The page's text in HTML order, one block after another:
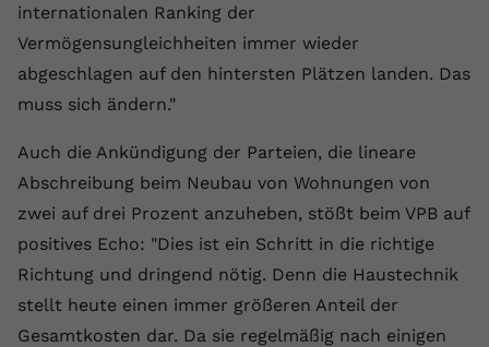
internationalen Ranking der
Vermögensungleichheiten immer wieder
abgeschlagen auf den hintersten Plätzen landen. Das
muss sich ändern."
Auch die Ankündigung der Parteien, die lineare
Abschreibung beim Neubau von Wohnungen von
zwei auf drei Prozent anzuheben, stößt beim VPB auf
positives Echo: "Dies ist ein Schritt in die richtige
Richtung und dringend nötig. Denn die Haustechnik
stellt heute einen immer größeren Anteil der
Gesamtkosten dar. Da sie regelmäßig nach einigen
Zweck
eingebettete YouTube-Videos und
registriert anonyme statistische Daten.
Name yt-remote-device-id
Anbieter Youtube.com
Zweck
YouTube setzt diesen Cookie, um die
Videopräferenzen des Benutzers zu
speichern, der eingebettete YouTube-
Videos verwendet.